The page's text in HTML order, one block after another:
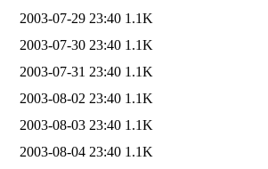
2003-07-29 23:40 1.1K
2003-07-30 23:40 1.1K
2003-07-31 23:40 1.1K
2003-08-02 23:40 1.1K
2003-08-03 23:40 1.1K
2003-08-04 23:40 1.1K